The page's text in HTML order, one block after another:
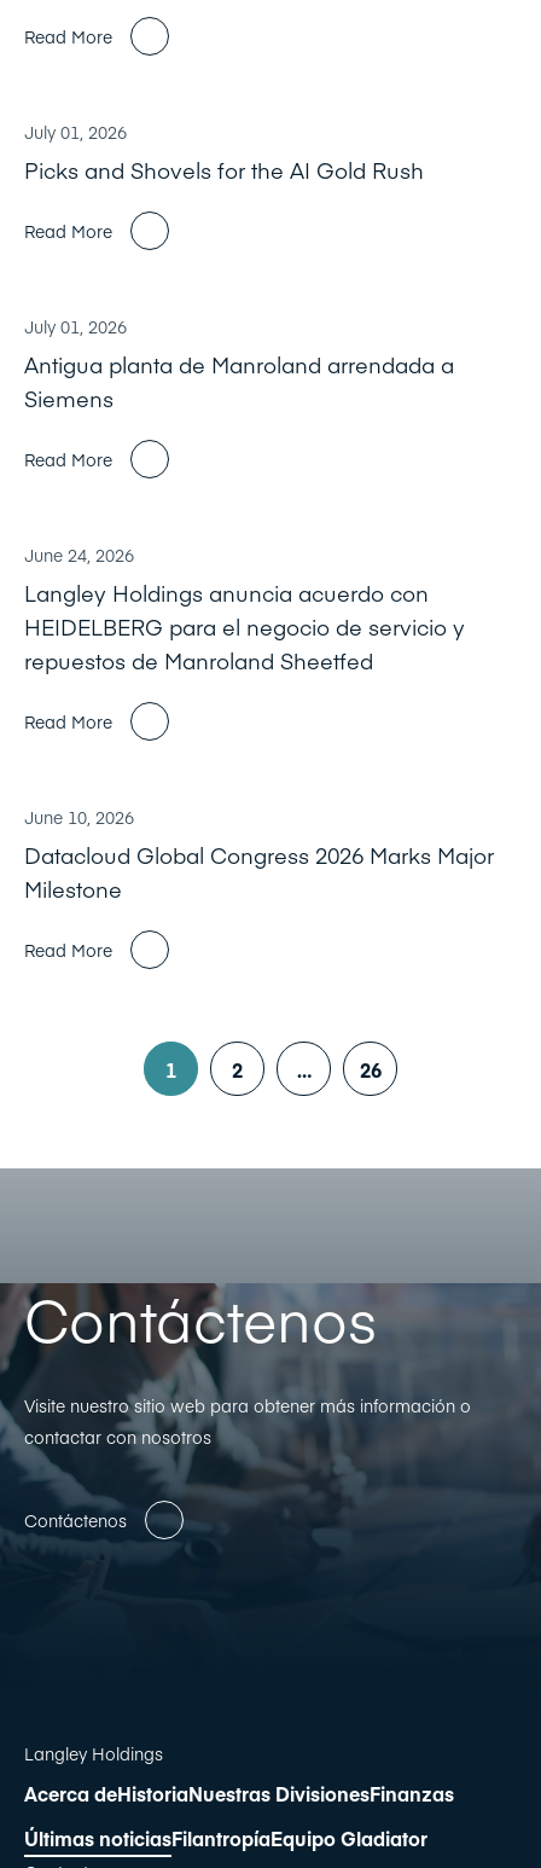
Read More
July 01, 2026
Picks and Shovels for the AI Gold Rush
Read More
July 01, 2026
Antigua planta de Manroland arrendada a
Siemens
Read More
June 24, 2026
Langley Holdings anuncia acuerdo con
HEIDELBERG para el negocio de servicio y
repuestos de Manroland Sheetfed
Read More
June 10, 2026
Datacloud Global Congress 2026 Marks Major
Milestone
Read More
1 2 … 26
Contáctenos
Visite nuestro sitio web para obtener más información o
contactar con nosotros
Contáctenos
Langley Holdings
Acerca deHistoriaNuestras DivisionesFinanzas
Últimas noticiasFilantropíaEquipo Gladiator